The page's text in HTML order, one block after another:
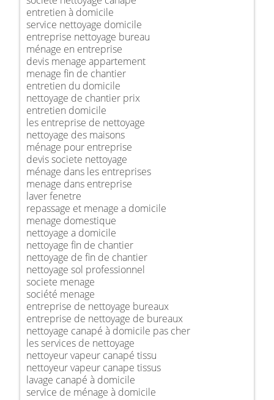
entretien à domicile
service nettoyage domicile
entreprise nettoyage bureau
ménage en entreprise
devis menage appartement
menage fin de chantier
entretien du domicile
nettoyage de chantier prix
entretien domicile
les entreprise de nettoyage
nettoyage des maisons
ménage pour entreprise
devis societe nettoyage
ménage dans les entreprises
menage dans entreprise
laver fenetre
repassage et menage a domicile
menage domestique
nettoyage a domicile
nettoyage fin de chantier
nettoyage de fin de chantier
nettoyage sol professionnel
societe menage
société menage
entreprise de nettoyage bureaux
entreprise de nettoyage de bureaux
nettoyage canapé à domicile pas cher
les services de nettoyage
nettoyeur vapeur canapé tissu
nettoyeur vapeur canape tissus
lavage canapé à domicile
service de ménage à domicile